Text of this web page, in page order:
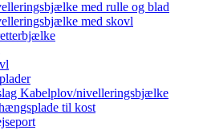
med rulle og blad
med skovl
Kabelplov/nivelleringsbjælke
til kost